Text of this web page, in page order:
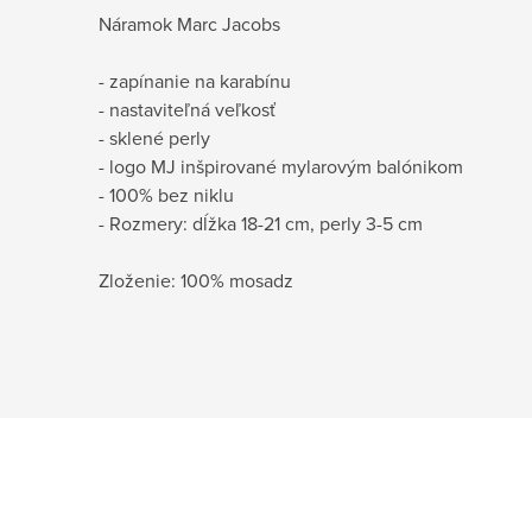
Náramok Marc Jacobs
- zapínanie na karabínu
- nastaviteľná veľkosť
- sklené perly
- logo MJ inšpirované mylarovým balónikom
- 100% bez niklu
- Rozmery: dĺžka 18-21 cm, perly 3-5 cm
Zloženie: 100% mosadz